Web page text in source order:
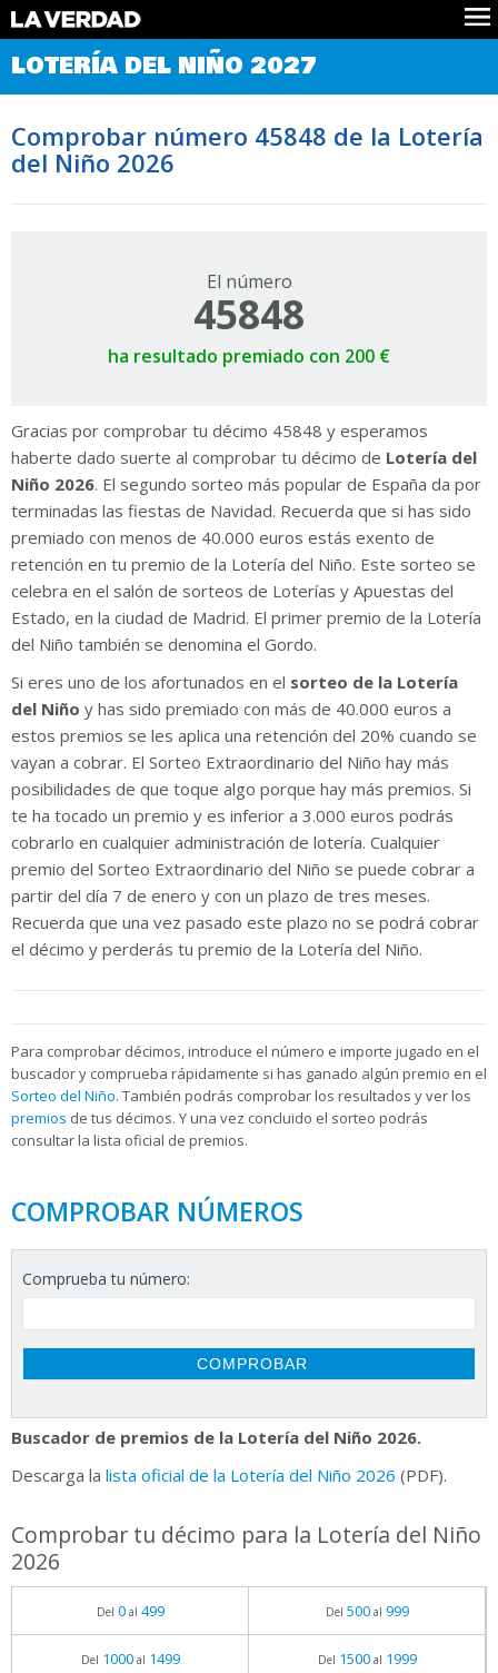
Comprobar Loteria del Niño
Premios
Noticias
Datos
Historia
LOTERÍA DEL NIÑO 2027
Comprobar número 45848 de la Lotería
del Niño 2026
El número
45848
ha resultado premiado con 200 €
Gracias por comprobar tu décimo 45848 y esperamos
haberte dado suerte al comprobar tu décimo de Lotería del
Niño 2026. El segundo sorteo más popular de España da por
terminadas las fiestas de Navidad. Recuerda que si has sido
premiado con menos de 40.000 euros estás exento de
retención en tu premio de la Lotería del Niño. Este sorteo se
celebra en el salón de sorteos de Loterías y Apuestas del
Estado, en la ciudad de Madrid. El primer premio de la Lotería
del Niño también se denomina el Gordo.
Si eres uno de los afortunados en el sorteo de la Lotería
del Niño y has sido premiado con más de 40.000 euros a
estos premios se les aplica una retención del 20% cuando se
vayan a cobrar. El Sorteo Extraordinario del Niño hay más
posibilidades de que toque algo porque hay más premios. Si
te ha tocado un premio y es inferior a 3.000 euros podrás
cobrarlo en cualquier administración de lotería. Cualquier
premio del Sorteo Extraordinario del Niño se puede cobrar a
partir del día 7 de enero y con un plazo de tres meses.
Recuerda que una vez pasado este plazo no se podrá cobrar
el décimo y perderás tu premio de la Lotería del Niño.
Para comprobar décimos, introduce el número e importe jugado en el
buscador y comprueba rápidamente si has ganado algún premio en el
Sorteo del Niño. También podrás comprobar los resultados y ver los
premios de tus décimos. Y una vez concluido el sorteo podrás
consultar la lista oficial de premios.
COMPROBAR NÚMEROS
Comprueba tu número:
Buscador de premios de la Lotería del Niño 2026.
Descarga la lista oficial de la Lotería del Niño 2026 (PDF).
Comprobar tu décimo para la Lotería del Niño
2026
Del 0al 499 Del 500al 999
Del 1000al 1499 Del 1500al 1999